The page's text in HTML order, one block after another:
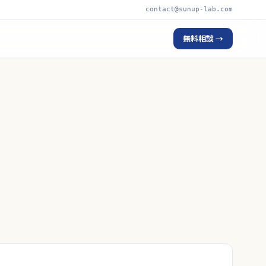
contact@sunup-lab.com
無料相談 →